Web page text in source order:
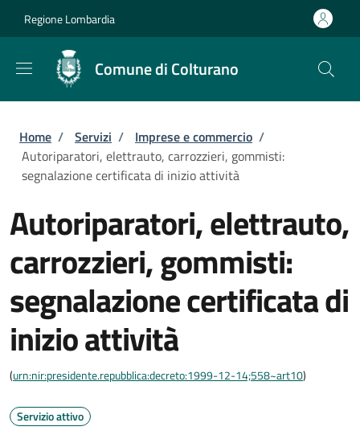
Regione Lombardia
Comune di Colturano
Briciole di pane
Home / Servizi / Imprese e commercio /
Autoriparatori, elettrauto, carrozzieri, gommisti:
segnalazione certificata di inizio attività
Autoriparatori, elettrauto,
carrozzieri, gommisti:
segnalazione certificata di
inizio attività
(urn:nir:presidente.repubblica:decreto:1999-12-14;558~art10)
Servizio attivo